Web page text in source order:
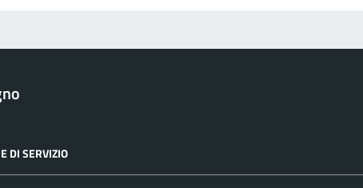
DI SERVIZIO